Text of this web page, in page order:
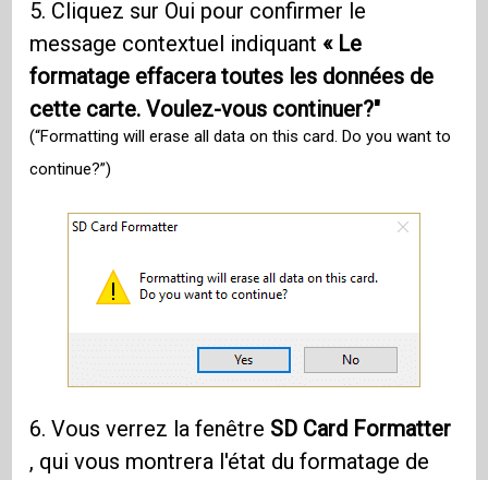
5. Cliquez sur Oui pour confirmer le
message contextuel indiquant « Le
formatage effacera toutes les données de
cette carte. Voulez-vous continuer?"
(“Formatting will erase all data on this card. Do you want to
continue?”)
6. Vous verrez la fenêtre SD Card Formatter
, qui vous montrera l'état du formatage de